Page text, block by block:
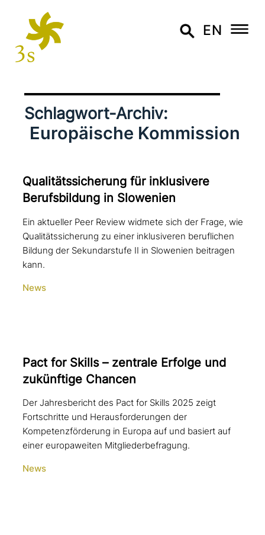
EN
Schlagwort-Archiv:
Europäische Kommission
Qualitätssicherung für inklu­si­ve­re
Berufsbildung in Slowenien
Ein aktueller Peer Review widmete sich der Frage, wie
Qualitätssicherung zu einer inklusiveren beruflichen
Bildung der Sekundarstufe II in Slowenien beitragen
kann.
News
Pact for Skills – zentrale Erfolge und
zukünf­ti­ge Chancen
Der Jahresbericht des Pact for Skills 2025 zeigt
Fortschritte und Herausforderungen der
Kompetenzförderung in Europa auf und basiert auf
einer europaweiten Mitgliederbefragung.
News